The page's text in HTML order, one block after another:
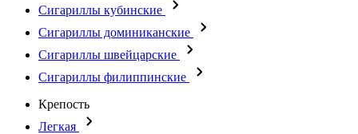
Сигариллы кубинские
Сигариллы доминиканские
Сигариллы швейцарские
Сигариллы филиппинские
Крепость
Легкая